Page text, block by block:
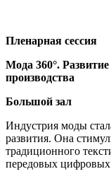
Пленарная сессия
Мода 360°.
производства
Большой зал
Индустрия моды
развития. Она
традиционного
передовых